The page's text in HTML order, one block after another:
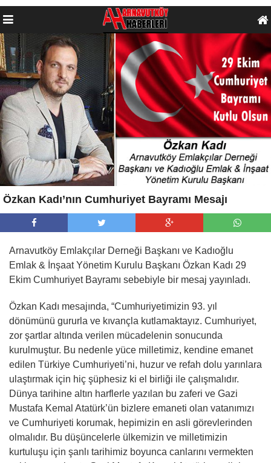
Özkan Kadı’nın Cumhuriyet Bayramı Mesajı
Arnavutköy Emlakçılar Derneği Başkanı ve Kadıoğlu
Emlak & İnşaat Yönetim Kurulu Başkanı Özkan Kadı 29
Ekim Cumhuriyet Bayramı sebebiyle bir mesaj yayınladı.
Özkan Kadı mesajında, “Cumhuriyetimizin 93. yıl
dönümünü gururla ve kıvançla kutlamaktayız. Cumhuriyet,
zor şartlar altında verilen mücadelenin sonucunda
kurulmuştur. Bu nedenle yüce milletimiz, kendine emanet
edilen Türkiye Cumhuriyeti’ni, huzur ve refah dolu yarınlara
ulaştırmak için hiç şüphesiz ki el birliği ile çalışmalıdır.
Dünya tarihine altın harflerle yazılan bu zaferi ve Gazi
Mustafa Kemal Atatürk’ün bizlere emaneti olan vatanımızı
ve Cumhuriyeti korumak, hepimizin en asli görevlerinden
olmalıdır. Bu düşüncelerle ülkemizin ve milletimizin
kurtuluşu için şanlı tarihimiz boyunca canlarını vermekten